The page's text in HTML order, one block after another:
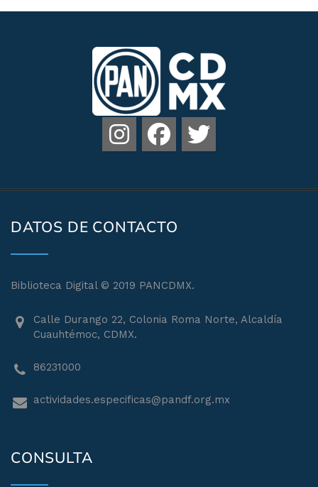
DATOS DE CONTACTO
Biblioteca Digital © 2019 PANCDMX.
Calle Durango 22, Colonia Roma Norte, Alcaldía
Cuauhtémoc, CDMX.
86231000
actividades.especificas@pandf.org.mx
CONSULTA